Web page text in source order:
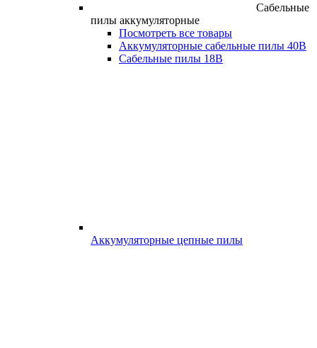
Сабельные
пилы аккумуляторные
Посмотреть все товары
Аккумуляторные сабельные пилы 40В
Сабельные пилы 18В
Аккумуляторные цепные пилы